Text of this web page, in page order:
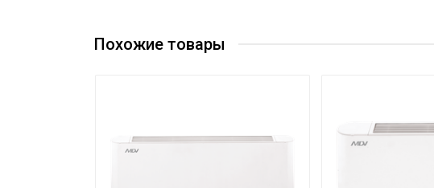
Похожие товары